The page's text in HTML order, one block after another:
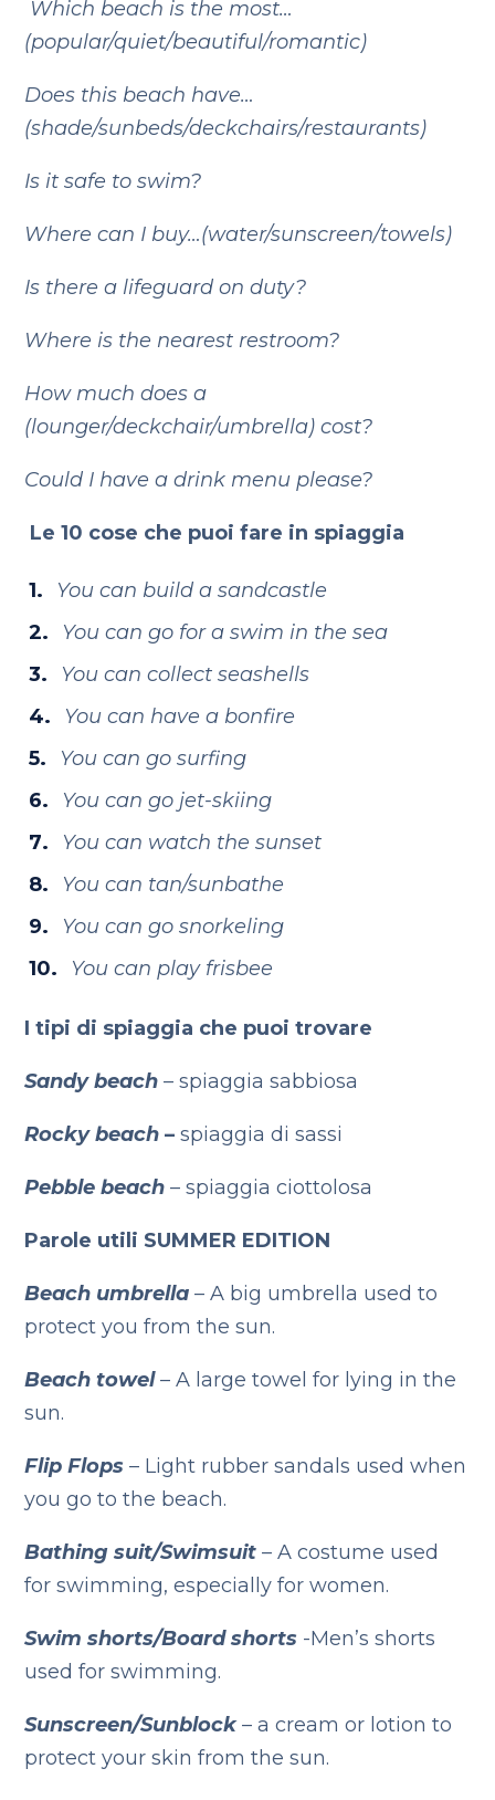
Which beach is the most…
(popular/quiet/beautiful/romantic)
Does this beach have…
(shade/sunbeds/deckchairs/restaurants)
Is it safe to swim?
Where can I buy…(water/sunscreen/towels)
Is there a lifeguard on duty?
Where is the nearest restroom?
How much does a
(lounger/deckchair/umbrella) cost?
Could I have a drink menu please?
Le 10 cose che puoi fare in spiaggia
You can build a sandcastle
You can go for a swim in the sea
You can collect seashells
You can have a bonfire
You can go surfing
You can go jet-skiing
You can watch the sunset
You can tan/sunbathe
You can go snorkeling
You can play frisbee
I tipi di spiaggia che puoi trovare
Sandy beach – spiaggia sabbiosa
Rocky beach – spiaggia di sassi
Pebble beach – spiaggia ciottolosa
Parole utili SUMMER EDITION
Beach umbrella – A big umbrella used to
protect you from the sun.
Beach towel – A large towel for lying in the
sun.
Flip Flops – Light rubber sandals used when
you go to the beach.
Bathing suit/Swimsuit – A costume used
for swimming, especially for women.
Swim shorts/Board shorts -Men’s shorts
used for swimming.
Sunscreen/Sunblock– a cream or lotion to
protect your skin from the sun.